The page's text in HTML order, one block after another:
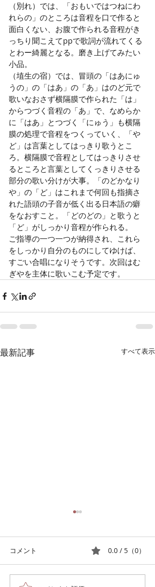
（別れ）では、「おもいではつねにわ
れらの」のところは音程を口で作ると
面白くない、お腹で作られる音程がき
っちり聞こえてppで歌詞が流れてくる
とわー綺麗となる。磨き上げてみたい
小品。
（埴生の宿）では、冒頭の「はあにゅ
うの」の「はあ」の「あ」はのど元で
歌いなおさず横隔膜で作られた「は」
からつづく音程の「あ」で、なめらか
に「はあ」とつづく「にゅう」も横隔
膜の処理で音程をつくっていく、「や
ど」は言葉としてはっきり歌うとこ
ろ。横隔膜で音程としてはっきりさせ
るところと言葉としてくっきりさせる
部分の歌い分けが大事。「のどかなり
や」の「ど」はこれまで何回も指摘さ
れた語頭の子音が低く出る日本語の癖
をなおすこと。「どのどの」と歌うと
「ど」がしっかり音程が作られる。
ご指導の一つ一つが納得され、これら
をしっかり自分のものにしてゆけば、
すごい合唱になりそうです。次回はむ
ぎやを主体に歌いこむ予定です。
最新記事 すべて表示
富澤先生より１０月栄区秋の
合唱祭で発表する曲の提案が
あった。難しい曲に早くから
しっかり取り組みたいので
コメント 0.0 / 5（0）